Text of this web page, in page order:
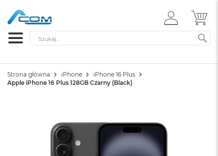
ZALOGUJ
SIĘ
Szukaj
Strona główna iPhone
iPhone 16 Plus
Apple iPhone 16 Plus 128GB Czarny (Black)